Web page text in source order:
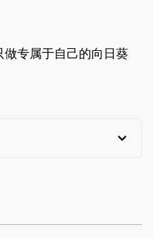
专属于自己的向日葵